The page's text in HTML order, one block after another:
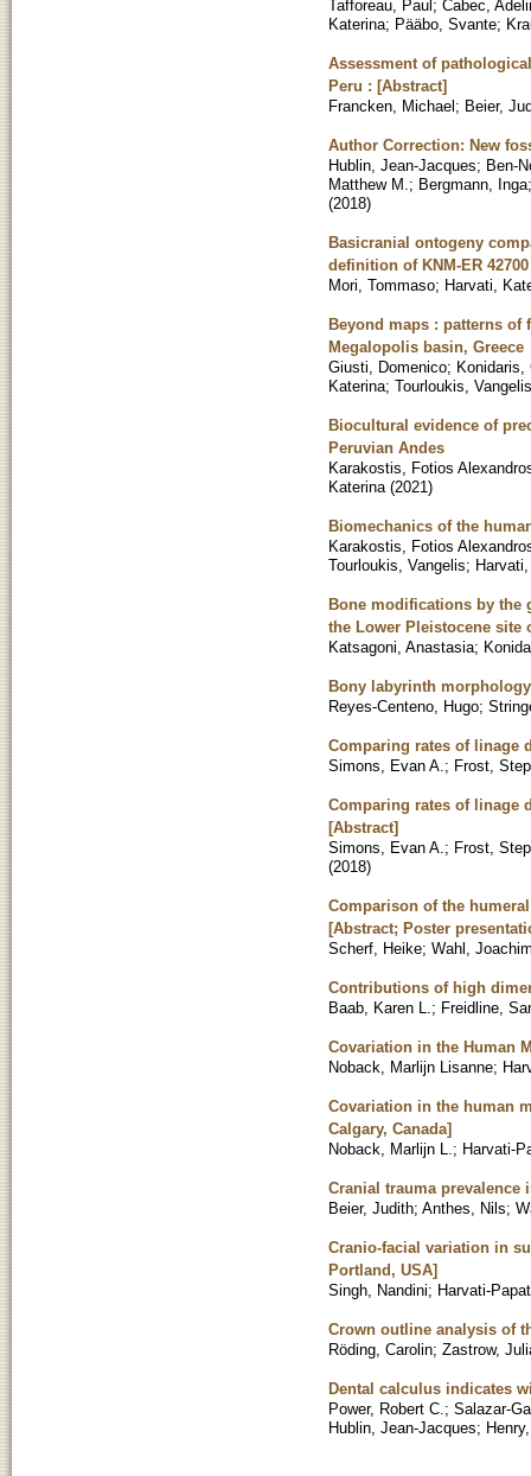
Tafforeau, Paul; Cabec,
Katerina; Pääbo, Svante;
Assessment of
Peru : [Abstract]
Francken, Michael; Beier,
Author Correction: New
Hublin, Jean-Jacques; Ben-
Matthew M. ; Bergmann, Inga
(2018)
Basicranial ontogeny
definition of KNM-ER 42700
Mori, Tommaso; Harvati,
Beyond maps : patterns of
Megalopolis basin, Greece
Giusti, Domenico; Konidaris,
Katerina; Tourloukis, Vangelis
Biocultural evidence of
Peruvian Andes
Karakostis, Fotios
Katerina (2021)
Biomechanics of the
Karakostis, Fotios
Tourloukis, Vangelis;
Bone modifications by the
the Lower Pleistocene site
Katsagoni, Anastasia;
Bony labyrinth
Reyes-Centeno, Hugo;
Comparing rates of linage
Simons, Evan A. ; Frost,
Comparing rates of linage
[Abstract]
Simons, Evan A. ; Frost,
(2018)
Comparison of the
[Abstract; Poster
Scherf, Heike; Wahl,
Contributions of high
Baab, Karen L. ; Freidline,
Covariation in the Human
Noback, Marlijn Lisanne;
Covariation in the human
Calgary, Canada]
Noback, Marlijn L. ; Harvati-
Cranial trauma prevalence
Beier, Judith; Anthes, Nils;
Cranio-facial variation in
Portland, USA]
Singh, Nandini; Harvati-
Crown outline analysis of
Röding, Carolin; Zastrow,
Dental calculus indicates
Power, Robert C. ; Salazar-
Hublin, Jean-Jacques;